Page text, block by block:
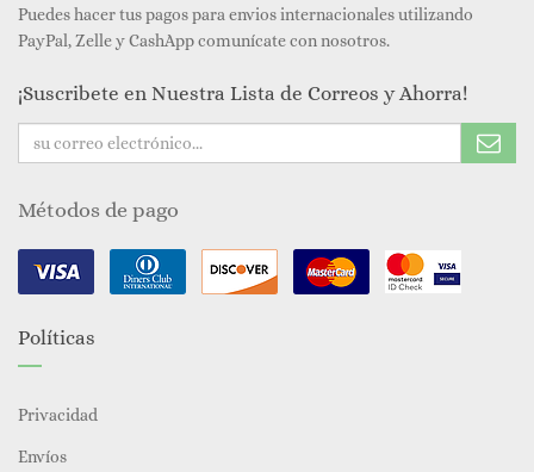
Puedes hacer tus pagos para envios internacionales utilizando
PayPal, Zelle y CashApp comunícate con nosotros.
¡Suscribete en Nuestra Lista de Correos y Ahorra!
Métodos de pago
Políticas
Privacidad
Envíos